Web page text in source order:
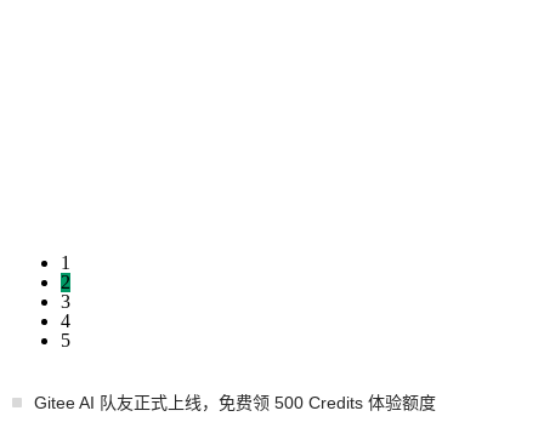
1
2
3
4
5
Gitee AI 队友正式上线，免费领 500 Credits 体验额度